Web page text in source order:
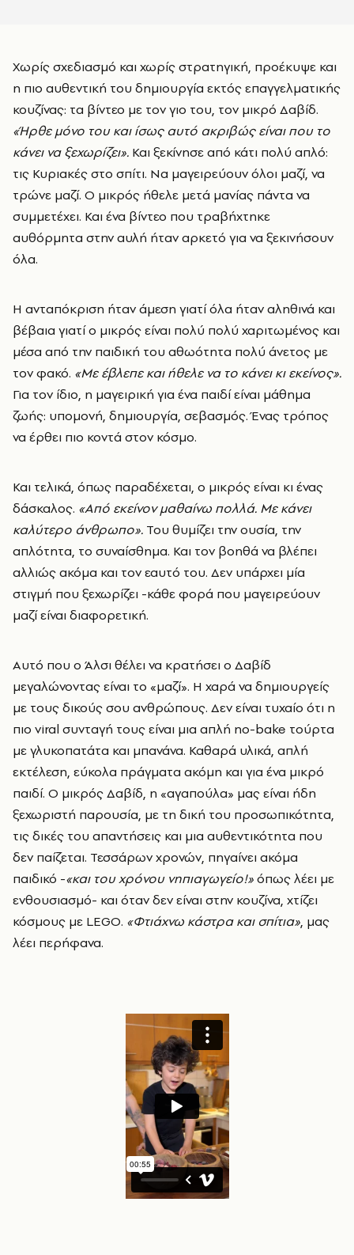
Χωρίς σχεδιασμό και χωρίς στρατηγική, προέκυψε και
η πιο αυθεντική του δημιουργία εκτός επαγγελματικής
κουζίνας: τα βίντεο με τον γιο του, τον μικρό Δαβίδ.
«Ήρθε μόνο του και ίσως αυτό ακριβώς είναι που το
κάνει να ξεχωρίζει». Και ξεκίνησε από κάτι πολύ απλό:
τις Κυριακές στο σπίτι. Να μαγειρεύουν όλοι μαζί, να
τρώνε μαζί. Ο μικρός ήθελε μετά μανίας πάντα να
συμμετέχει. Και ένα βίντεο που τραβήχτηκε
αυθόρμητα στην αυλή ήταν αρκετό για να ξεκινήσουν
όλα.
Η ανταπόκριση ήταν άμεση γιατί όλα ήταν αληθινά και
βέβαια γιατί ο μικρός είναι πολύ πολύ χαριτωμένος και
μέσα από την παιδική του αθωότητα πολύ άνετος με
τον φακό. «Με έβλεπε και ήθελε να το κάνει κι εκείνος».
Για τον ίδιο, η μαγειρική για ένα παιδί είναι μάθημα
ζωής: υπομονή, δημιουργία, σεβασμός. Ένας τρόπος
να έρθει πιο κοντά στον κόσμο.
Και τελικά, όπως παραδέχεται, ο μικρός είναι κι ένας
δάσκαλος. «Από εκείνον μαθαίνω πολλά. Με κάνει
καλύτερο άνθρωπο». Του θυμίζει την ουσία, την
απλότητα, το συναίσθημα. Και τον βοηθά να βλέπει
αλλιώς ακόμα και τον εαυτό του. Δεν υπάρχει μία
στιγμή που ξεχωρίζει -κάθε φορά που μαγειρεύουν
μαζί είναι διαφορετική.
Αυτό που ο Άλσι θέλει να κρατήσει ο Δαβίδ
μεγαλώνοντας είναι το «μαζί». Η χαρά να δημιουργείς
με τους δικούς σου ανθρώπους. Δεν είναι τυχαίο ότι η
πιο viral συνταγή τους είναι μια απλή no-bake τούρτα
με γλυκοπατάτα και μπανάνα. Καθαρά υλικά, απλή
εκτέλεση, εύκολα πράγματα ακόμη και για ένα μικρό
παιδί. Ο μικρός Δαβίδ, η «αγαπούλα» μας είναι ήδη
ξεχωριστή παρουσία, με τη δική του προσωπικότητα,
τις δικές του απαντήσεις και μια αυθεντικότητα που
δεν παίζεται. Τεσσάρων χρονών, πηγαίνει ακόμα
παιδικό -«και του χρόνου νηπιαγωγείο!»όπως λέει με
ενθουσιασμό- και όταν δεν είναι στην κουζίνα, χτίζει
κόσμους με LEGO. «Φτιάχνω κάστρα και σπίτια», μας
λέει περήφανα.